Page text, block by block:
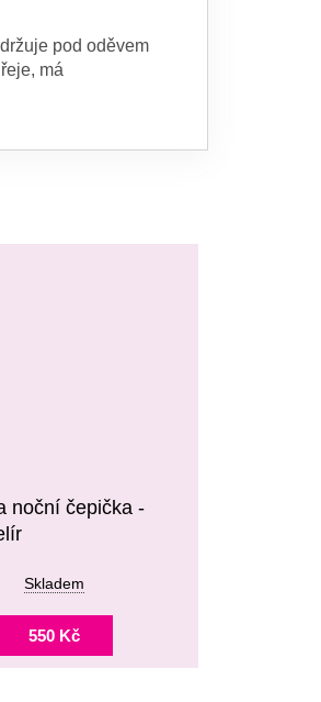
pod oděvem
má
noční čepička -
Skladem
550 Kč